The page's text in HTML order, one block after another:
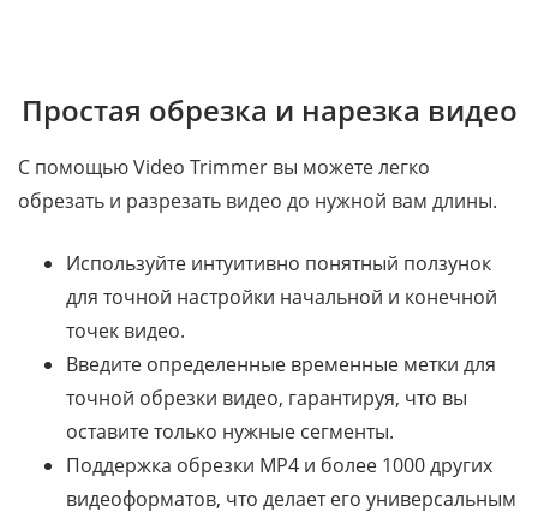
Простая обрезка и нарезка видео
С помощью Video Trimmer вы можете легко
обрезать и разрезать видео до нужной вам длины.
Используйте интуитивно понятный ползунок
для точной настройки начальной и конечной
точек видео.
Введите определенные временные метки для
точной обрезки видео, гарантируя, что вы
оставите только нужные сегменты.
Поддержка обрезки MP4 и более 1000 других
видеоформатов, что делает его универсальным